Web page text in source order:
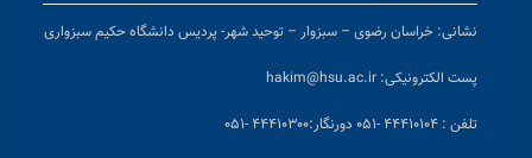
نشانی: خراسان رضوی – سبزوار – توحید شهر- پردیس دانشگاه حکیم سبزواری
پست الکترونیکی: hakim@hsu.ac.ir
تلفن : ۴۴۴۱۰۱۰۴ -۰۵۱ دورنگار:۴۴۴۱۰۳۰۰ -۰۵۱